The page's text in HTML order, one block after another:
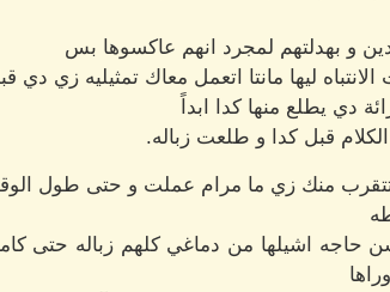
و بهدلتهم لمجرد انهم عاكسوها بس
ليها مانتا اتعمل معاك تمثيليه زي دي
دي يطلع منها كدا ابداً
قبل كدا و طلعت زباله.
منك زي ما مرام عملت و حتى طول
حاجه اشيلها من دماغي كلهم زباله حتى